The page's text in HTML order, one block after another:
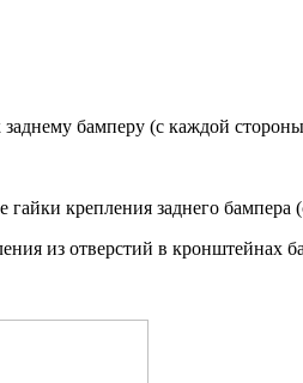
бамперу (с каждой
крепления заднего бампера
из отверстий в кронштейнах